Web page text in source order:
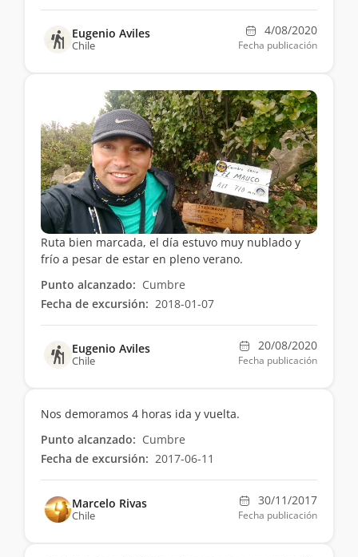
Eugenio Aviles
Chile
4/08/2020
Fecha publicación
Ruta bien marcada, el día estuvo muy nublado y
frío a pesar de estar en pleno verano.
Punto alcanzado: Cumbre
Fecha de excursión: 2018-01-07
Eugenio Aviles
Chile
20/08/2020
Fecha publicación
Nos demoramos 4 horas ida y vuelta.
Punto alcanzado: Cumbre
Fecha de excursión: 2017-06-11
Marcelo Rivas
Chile
30/11/2017
Fecha publicación